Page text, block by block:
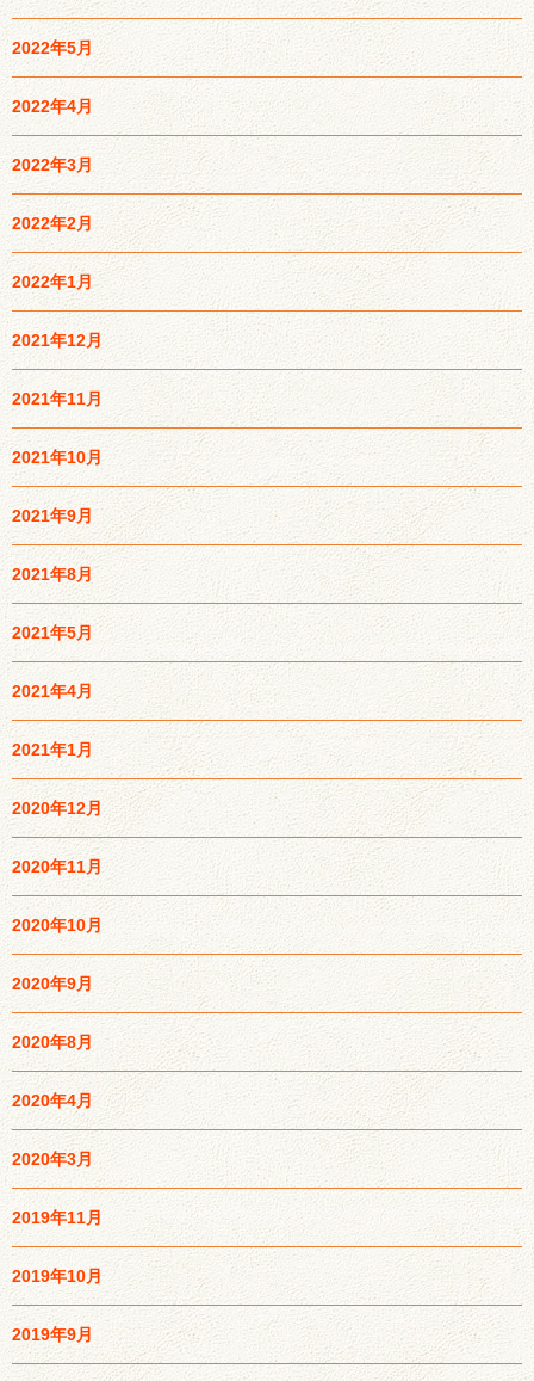
2022年5月
2022年4月
2022年3月
2022年2月
2022年1月
2021年12月
2021年11月
2021年10月
2021年9月
2021年8月
2021年5月
2021年4月
2021年1月
2020年12月
2020年11月
2020年10月
2020年9月
2020年8月
2020年4月
2020年3月
2019年11月
2019年10月
2019年9月